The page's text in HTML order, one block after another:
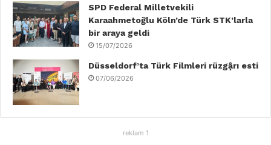
SPD Federal Milletvekili
Karaahmetoğlu Köln’de Türk STK’larla
bir araya geldi
15/07/2026
Düsseldorf’ta Türk Filmleri rüzgậrı esti
07/06/2026
reklam 1